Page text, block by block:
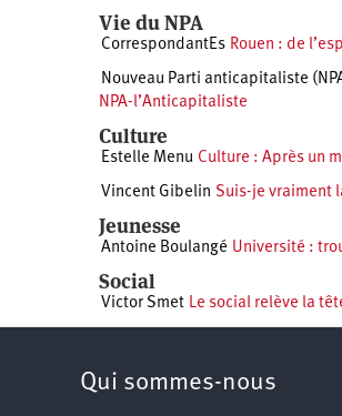
Vie du NPA
CorrespondantEs Rouen : de
Nouveau Parti anticapitaliste
NPA-l’Anticapitaliste
Culture
Estelle Menu Culture : Après un
Vincent Gibelin Suis-je vraiment
Jeunesse
Antoine Boulangé Université :
Social
Victor Smet Le social relève la
Qui sommes-nous